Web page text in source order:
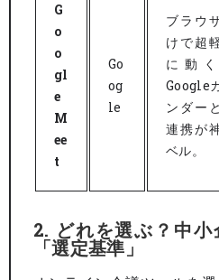
G
o
o
gl
e
M
ee
t
Go
og
le
ブラウ
けで超
に動く
Google
ンダー
連携が
ベル。
2. どれを選ぶ？中
「選定基準」